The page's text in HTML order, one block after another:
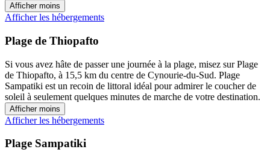
Afficher moins
Afficher les hébergements
Plage de Thiopafto
Si vous avez hâte de passer une journée à la plage, misez sur Plage
de Thiopafto, à 15,5 km du centre de Cynourie-du-Sud. Plage
Sampatiki est un recoin de littoral idéal pour admirer le coucher de
soleil à seulement quelques minutes de marche de votre destination.
Afficher moins
Afficher les hébergements
Plage Sampatiki